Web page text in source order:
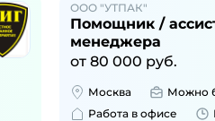
ООО "УТПАК"
Помощник /
менеджера
от80 000 руб.
Москва
Можно
Работа в офисе